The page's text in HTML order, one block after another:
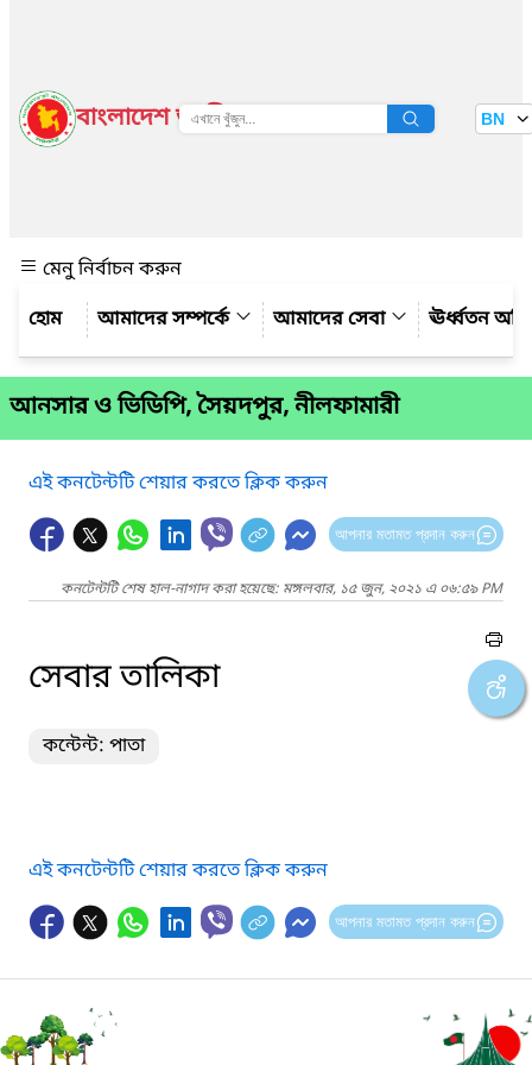
বাংলাদেশ জাতীয় তথ্য বাতায়ন BN
মেনু নির্বাচন করুন
আমাদের সম্পর্কে
আমাদের সেবা ঊর্ধ্বতন
আনসার ও ভিডিপি, সৈয়দপুর, নীলফামারী
এই কনটেন্টটি শেয়ার করতে ক্লিক করুন
আপনার মতামত প্রদান করুন
কনটেন্টটি শেষ হাল-নাগাদ করা হয়েছে: মঙ্গলবার, ১৫ জুন, ২০২১ এ ০৬:৫৯ PM
সেবার তালিকা
কন্টেন্ট: পাতা
এই কনটেন্টটি শেয়ার করতে ক্লিক করুন
আপনার মতামত প্রদান করুন